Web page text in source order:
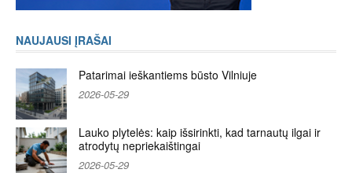
NAUJAUSI ĮRAŠAI
Patarimai ieškantiems būsto Vilniuje
2026-05-29
Lauko plytelės: kaip išsirinkti, kad tarnautų ilgai ir
atrodytų nepriekaištingai
2026-05-29